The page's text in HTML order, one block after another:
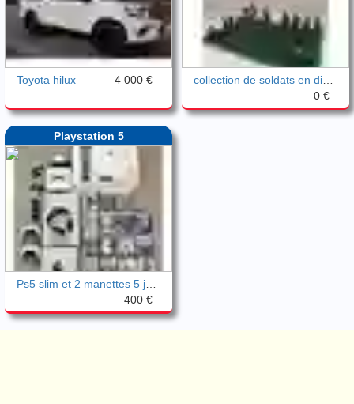
Toyota hilux 4 000 €
0 €
Playstation 5
400 €